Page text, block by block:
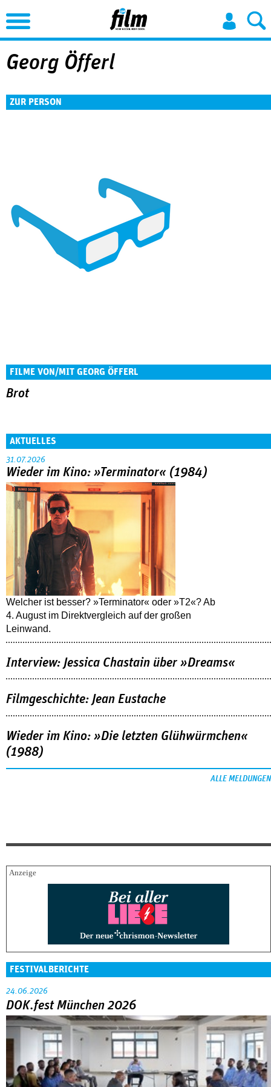
Jump to Navigation
Georg Öfferl
ZUR PERSON
FILME VON/MIT GEORG ÖFFERL
Brot
AKTUELLES
31.07.2026
Wieder im Kino: »Terminator« (1984)
Welcher ist besser? »Terminator« oder »T2«? Ab
4. August im Direktvergleich auf der großen
Leinwand.
Interview: Jessica Chastain über »Dreams«
Filmgeschichte: Jean Eustache
Wieder im Kino: »Die letzten Glühwürmchen«
(1988)
ALLE MELDUNGEN
FESTIVALBERICHTE
24.06.2026
DOK.fest München 2026